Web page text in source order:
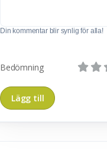
Din kommentar blir synlig för alla!
Bedömning